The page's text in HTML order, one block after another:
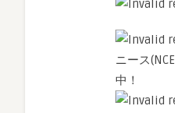
ニース
中！